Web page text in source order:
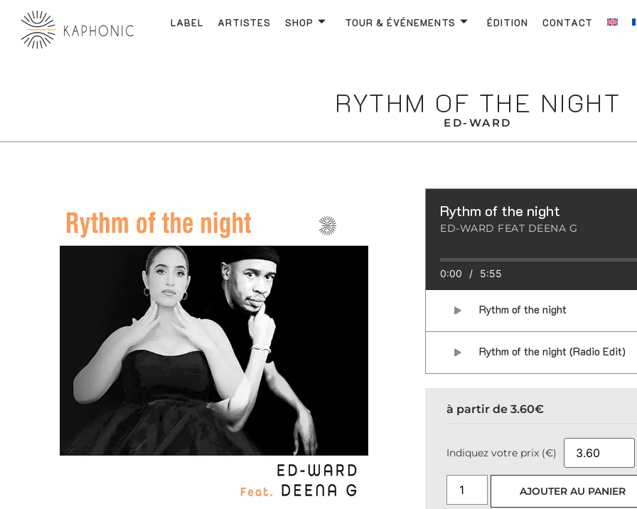
LABEL ARTISTES SHOP TOUR & ÉVÉNEMENTS ÉDITION CONTACT
ED-WARD
RYTHM OF THE NIGHT
Rythm of the night
ED-WARD FEAT DEENA G
0:00 / 5:55
Rythm of the night
Rythm of the night (Radio Edit)
à partir de3.60€
Indiquez votre prix (€)
AJOUTER AU PANIER